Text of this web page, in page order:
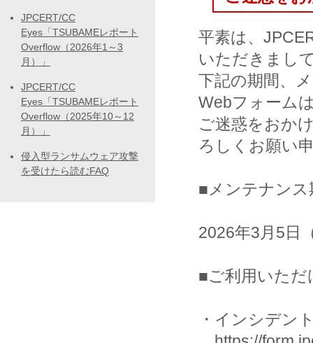
平素は、
いただきまし
下記の期間、
Webフォーム
ご迷惑をおか
ろしくお願い
■メンテナンス
2026年3月5日
■ご利用いた
・インシデン
JPCERT/CC
Eyes「TSUBAMEレポート
Overflow（2026年1～3
月）」
JPCERT/CC
Eyes「TSUBAMEレポート
Overflow（2025年10～12
月）」
侵入型ランサムウェア攻撃
を受けたら読むFAQ